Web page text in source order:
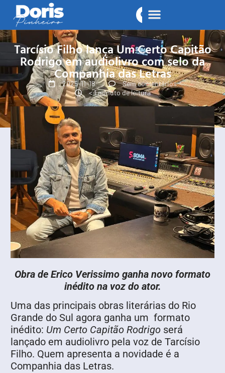
Tarcísio Filho lança Um Certo Capitão
Rodrigo em audiolivro com selo da
Companhia das Letras
2025-11-18
Sem comentários
< 1 minuto de leitura
Obra de Erico Verissimo ganha novo formato
inédito na voz do ator.
Uma das principais obras literárias do Rio
Grande do Sul agora ganha um formato
inédito: Um Certo Capitão Rodrigo será
lançado em audiolivro pela voz de Tarcísio
Filho. Quem apresenta a novidade é a
Companhia das Letras.